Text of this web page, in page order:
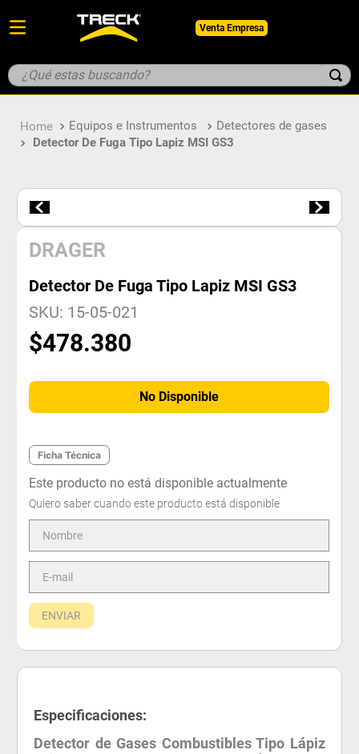
Venta Empresa
¿Qué estas buscando?
Equipos e Instrumentos
Detectores de gases
Detector De Fuga Tipo Lapiz MSI GS3
DRAGER
Detector De Fuga Tipo Lapiz MSI GS3
SKU: 15-05-021
$478.380
No Disponible
Ficha Técnica
Este producto no está disponible actualmente
Quiero saber cuando este producto está disponible
ENVIAR
Especificaciones:
Detector de Gases Combustibles Tipo Lápiz
1. botin